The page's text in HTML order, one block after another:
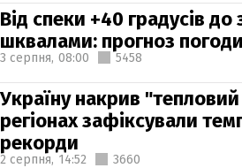
Від спеки +40 градусів до
шквалами: прогноз
3 серпня, 08:00 5458
Україну накрив
регіонах зафіксували
рекорди
2 серпня, 14:52 3660